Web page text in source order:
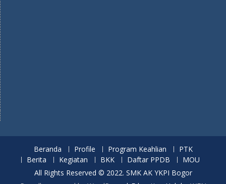
Beranda Profile Program Keahlian
PTK
Berita
Kegiatan BKK Daftar PPDB
MOU
All Rights Reserved © 2022. SMK AK YKPI Bogor